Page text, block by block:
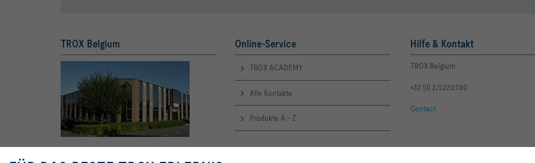
TROX Belgium Online-Service
TROX ACADEMY
Alle Kontakte
Produkte A - Z
Hilfe & Kontakt
TROX Belgium
+32 (0) 2/522.07.80
Contact